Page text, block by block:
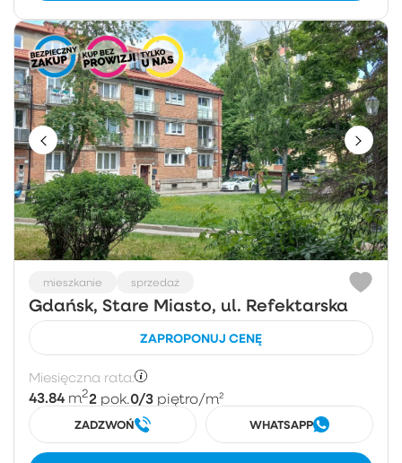
mieszkanie sprzedaż
Gdańsk, Stare Miasto, ul. Refektarska
ZAPROPONUJ CENĘ
Miesięczna rata:
43.84 m22 pok.0/3 piętro/m²
ZADZWOŃ WHATSAPP